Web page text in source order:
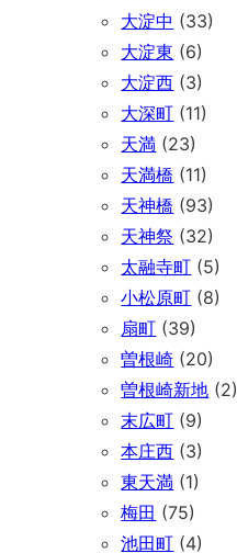
大淀中 (33)
大淀東 (6)
大淀西 (3)
大深町 (11)
天満 (23)
天満橋 (11)
天神橋 (93)
天神祭 (32)
太融寺町 (5)
小松原町 (8)
扇町 (39)
曽根崎 (20)
曽根崎新地 (2)
末広町 (9)
本庄西 (3)
東天満 (1)
梅田 (75)
池田町 (4)